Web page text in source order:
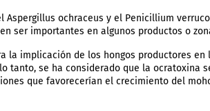
ochraceus y el Penicillium
ser importantes en algunos productos o
la implicación de los hongos productores
tanto, se ha considerado que la ocratoxina
que favorecerían el crecimiento del